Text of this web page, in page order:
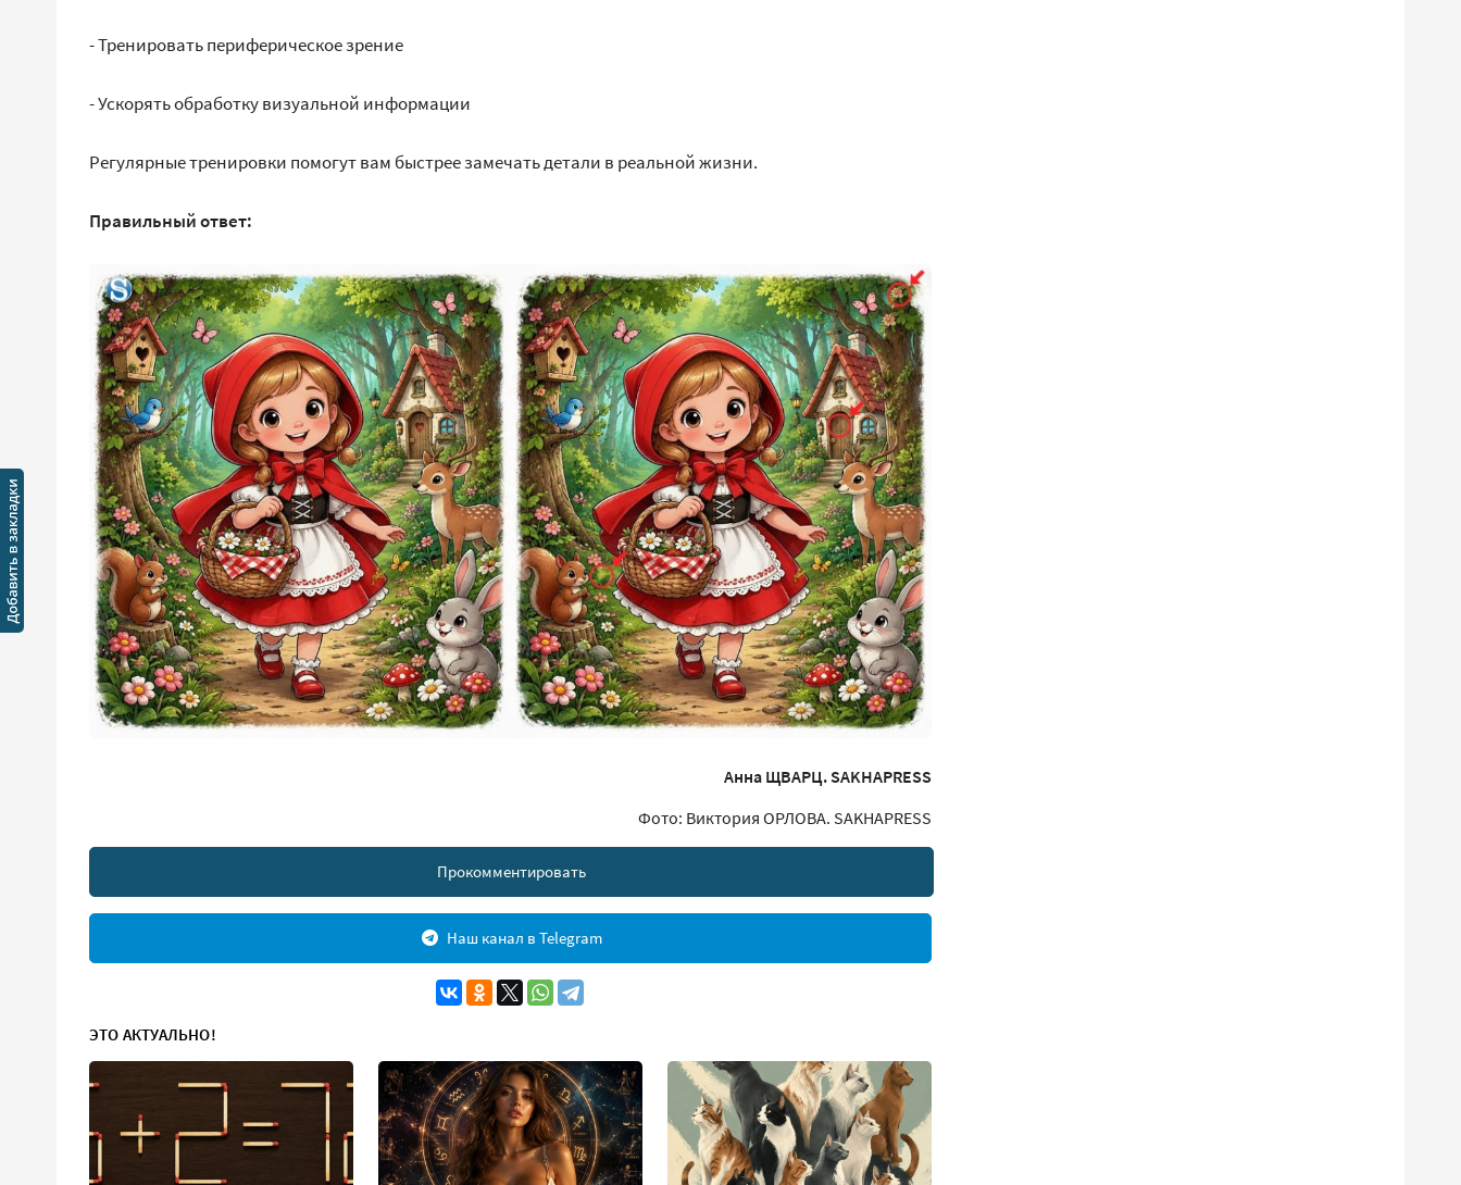
- Тренировать периферическое зрение
- Ускорять обработку визуальной информации
Регулярные тренировки помогут вам быстрее замечать детали в реальной жизни.
Правильный ответ:
Анна ЩВАРЦ. SAKHAPRESS
Фото: Виктория ОРЛОВА. SAKHAPRESS
Прокомментировать
Наш канал в Telegram
ЭТО АКТУАЛЬНО!